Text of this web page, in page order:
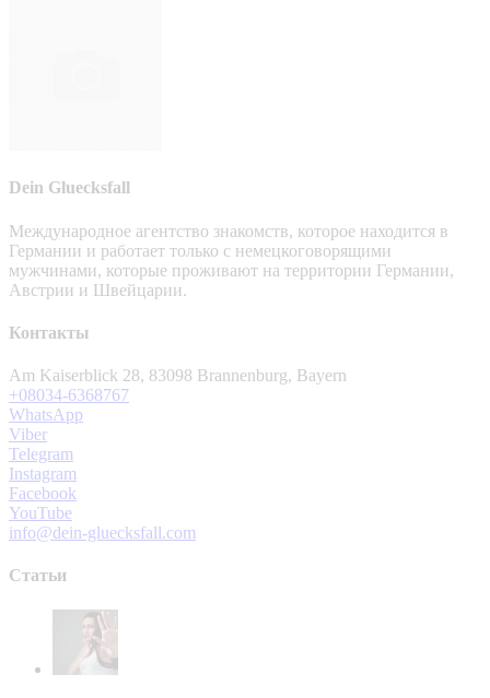
Dein Gluecksfall
Международное агентство знакомств, которое находится в
Германии и работает только с немецкоговорящими
мужчинами, которые проживают на территории Германии,
Австрии и Швейцарии.
Контакты
Am Kaiserblick 28, 83098 Brannenburg, Bayern
+08034-6368767
WhatsApp
Viber
Telegram
Instagram
Facebook
YouTube
info@dein-gluecksfall.com
Статьи